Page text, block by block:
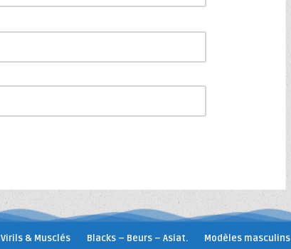
Virils & Musclés Blacks – Beurs – Asiat. Modèles masculins